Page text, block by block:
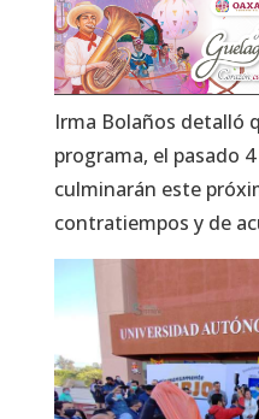
Irma Bolaños detalló
programa, el pasado
culminarán este
contratiempos y de